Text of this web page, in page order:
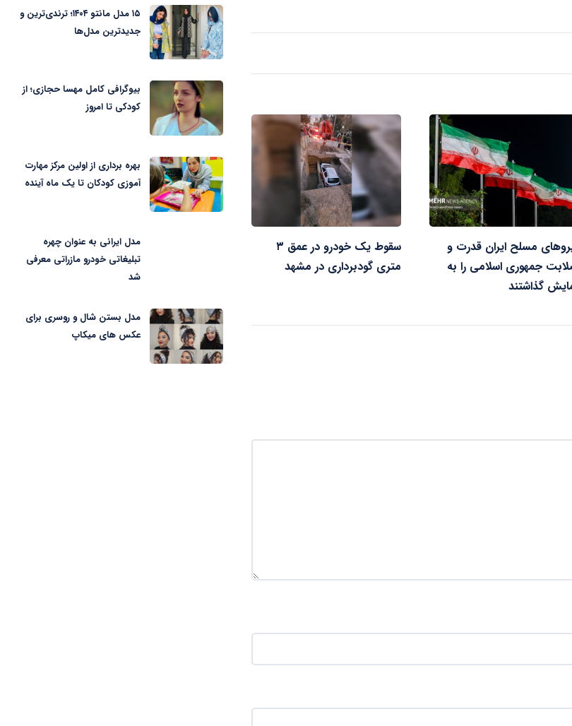
مسلح ایران قدرت و
جمهوری اسلامی را به
گذاشتند
سقوط یک خودرو در عمق ۳
متری گودبرداری در مشهد
۱۵ مدل مانتو ۱۴۰۴؛ ترندی‌ترین و
جدیدترین مدل‌ها
بیوگرافی کامل مهسا حجازی؛ از
کودکی تا امروز
بهره برداری از اولین مرکز مهارت
آموزی کودکان تا یک ماه آینده
مدل ایرانی به عنوان چهره
تبلیغاتی خودرو مازراتی معرفی
شد
مدل بستن شال و روسری برای
عکس های میکاپ